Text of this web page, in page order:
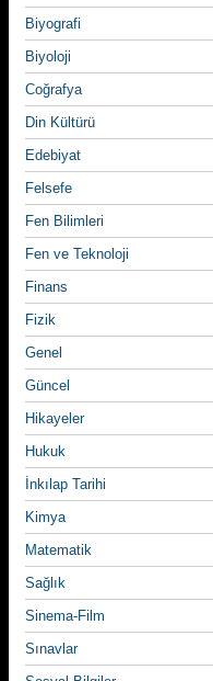
Biyografi
Biyoloji
Coğrafya
Din Kültürü
Edebiyat
Felsefe
Fen Bilimleri
Fen ve Teknoloji
Finans
Fizik
Genel
Güncel
Hikayeler
Hukuk
İnkılap Tarihi
Kimya
Matematik
Sağlık
Sinema-Film
Sınavlar